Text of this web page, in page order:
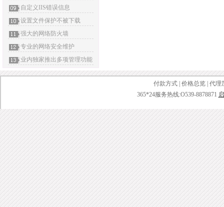
自定义IIS错误信息
设置文件保护不被下载
强大的网络防火墙
专业的网络安全维护
业内独家推出多项管理功能
付款方式 价格总览 代理
365*24服务热线:O539-8878871